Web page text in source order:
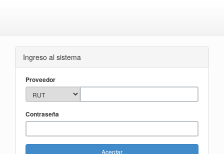
Ingreso al sistema
Proveedor
Contraseña